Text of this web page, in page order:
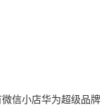
信小店华为超级品牌